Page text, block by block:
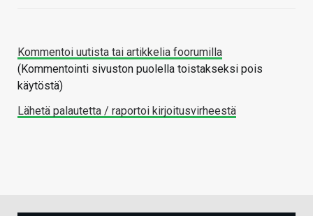
Kommentoi uutista tai artikkelia foorumilla
(Kommentointi sivuston puolella toistakseksi pois
käytöstä)
Lähetä palautetta / raportoi kirjoitusvirheestä